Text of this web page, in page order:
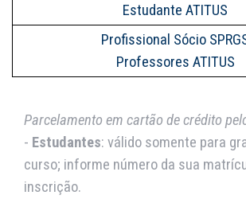
Estudante ATITUS
Profissional Sócio
Professores ATITUS
Parcelamento em cartão de crédito
- Estudantes: válido somente para
curso; informe número da sua
inscrição.